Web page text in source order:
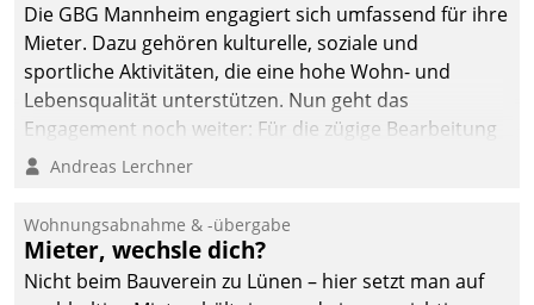
Die GBG Mannheim engagiert sich umfassend für ihre
Mieter. Dazu gehören kulturelle, soziale und
sportliche Aktivitäten, die eine hohe Wohn- und
Lebensqualität unterstützen. Nun geht das
Engagement noch weiter: Für die zügige Bearbeitung
von Beschwerden – oder Lob – richtet das
und Beschwerde-Management einen eigenen Kanal
ein.
Andreas Lerchner
Wohnungsabnahme & -übergabe
Mieter, wechsle dich?
Nicht beim Bauverein zu Lünen – hier setzt man auf